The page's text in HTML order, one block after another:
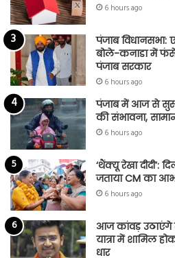
6 hours ago
पंजाब विधानसभा:
बोले-कनाडा में फंसे
पंजाब सरकार
6 hours ago
पंजाब में आज से
की संभावना,
6 hours ago
‘थैंक्यू रेखा दीदी’:
जताया CM का
6 hours ago
आज कांवड़ उठाएंगे
यात्रा में शामिल
धार